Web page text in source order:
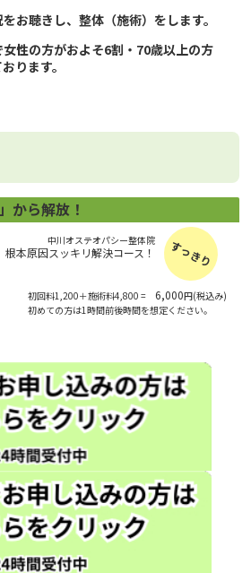
お聴きし、整体（施術）をします。
性の方がおよそ6割・70歳以上の方
ります。
から解放！
中川オステオパシー整体院
根本原因スッキリ解決コース！
初回料1,200＋施術料4,800 =6,000円(税込み)
初めての方は1時間前後時間を想定ください。
すっきり